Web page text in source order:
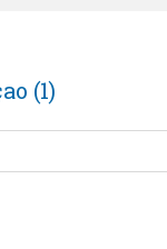
(1)